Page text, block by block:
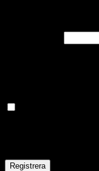
Registrera